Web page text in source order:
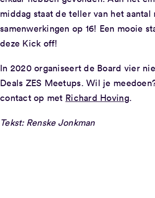
middag staat de teller van het aantal
samenwerkingen op 16! Een mooie
deze Kick off!
In 2020 organiseert de Board vier
Deals ZES Meetups. Wil je
contact op met Richard Hoving.
Tekst: Renske Jonkman